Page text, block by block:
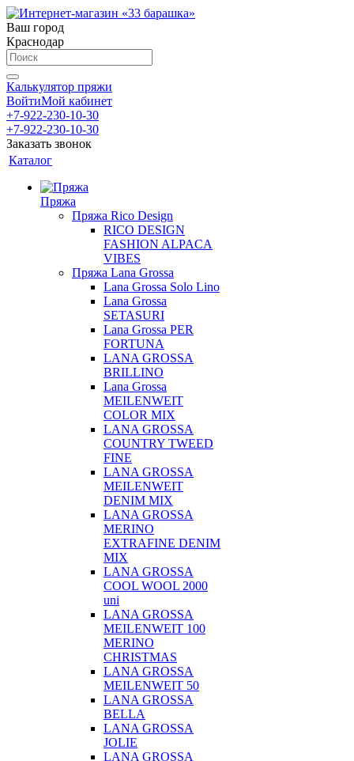
Ваш город
Краснодар
Калькулятор пряжи
ВойтиМой кабинет
+7-922-230-10-30
+7-922-230-10-30
Заказать звонок
Каталог
Пряжа
Пряжа Rico Design
RICO DESIGN
FASHION ALPACA
VIBES
Пряжа Lana Grossa
Lana Grossa Solo Lino
Lana Grossa
SETASURI
Lana Grossa PER
FORTUNA
LANA GROSSA
BRILLINO
Lana Grossa
MEILENWEIT
COLOR MIX
LANA GROSSA
COUNTRY TWEED
FINE
LANA GROSSA
MEILENWEIT
DENIM MIX
LANA GROSSA
MERINO
EXTRAFINE DENIM
MIX
LANA GROSSA
COOL WOOL 2000
uni
LANA GROSSA
MEILENWEIT 100
MERINO
CHRISTMAS
LANA GROSSA
MEILENWEIT 50
LANA GROSSA
BELLA
LANA GROSSA
JOLIE
LANA GROSSA